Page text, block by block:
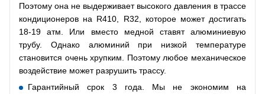
Поэтому она не выдерживает высокого давления в трассе
кондиционеров на R410, R32, которое может достигать
18-19 атм. Или вместо медной ставят алюминиевую
трубу. Однако алюминий при низкой температуре
становится очень хрупким. Поэтому любое механическое
воздействие может разрушить трассу.
Гарантийный срок 3 года. Мы не экономим на